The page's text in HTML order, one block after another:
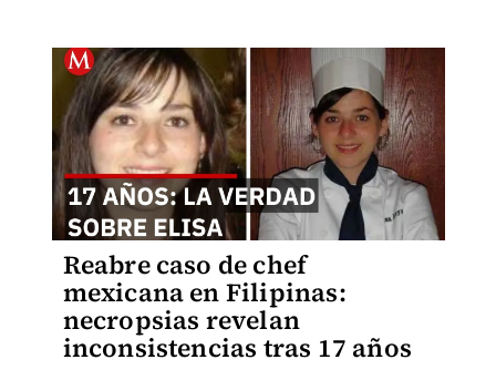
Reabre caso de chef
mexicana en Filipinas:
necropsias revelan
inconsistencias tras 17 años